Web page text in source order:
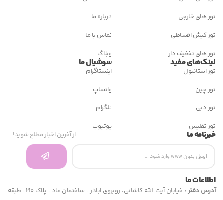
دار
از آخرین اخبار مطلع شوید!
خیابان آیت الله کاشانی، روبروی اباذر ، ساختمان ماد ، پلاک 210 ، طبقه